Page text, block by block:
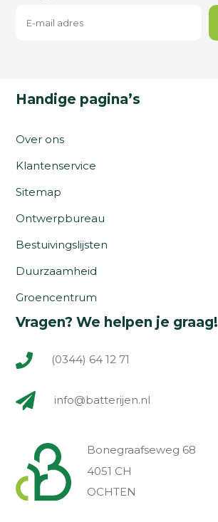
Handige pagina’s
Over ons
Klantenservice
Sitemap
Ontwerpbureau
Bestuivingslijsten
Duurzaamheid
Groencentrum
Vragen? We helpen je graag!
(0344) 64 12 71
info@batterijen.nl
Bonegraafseweg 68
4051 CH
OCHTEN